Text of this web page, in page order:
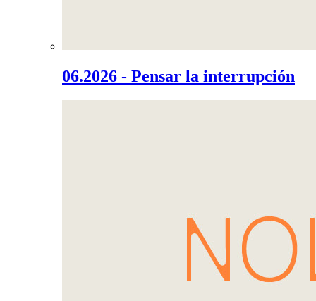
06.2026 - Pensar la interrupción